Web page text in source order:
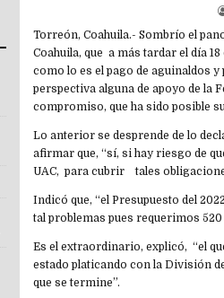
Torreón, Coahuila.- Sombrío el
Coahuila, que a más tardar el día
como lo es el pago de aguinaldos
perspectiva alguna de apoyo de la
compromiso, que ha sido posible
Lo anterior se desprende de lo
afirmar que, “sí, si hay riesgo de
UAC, para cubrir tales
Indicó que, “el Presupuesto del
tal problemas pues requerimos
Es el extraordinario, explicó, “el
estado platicando con la División
que se termine”.